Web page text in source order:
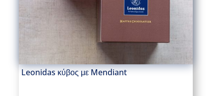
Leonidas κύβος με Mendiant